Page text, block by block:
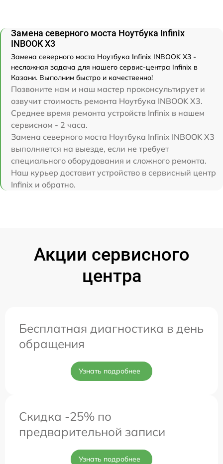
Замена северного моста Ноутбука Infinix
INBOOK X3
Замена северного моста Ноутбука Infinix INBOOK X3 -
несложная задача для нашего сервис-центра Infinix в
Казани. Выполним быстро и качественно!
Позвоните нам и наш мастер проконсультирует и
озвучит стоимость ремонта Ноутбука INBOOK X3.
Среднее время ремонта устройств Infinix в нашем
сервисном - 2 часа.
Замена северного моста Ноутбука Infinix INBOOK X3
выполняется на выезде, если не требует
специального оборудования и сложного ремонта.
Наш курьер доставит устройство в сервисный центр
Infinix и обратно.
Акции сервисного
центра
Бесплатная диагностика в день
обращения
Узнать подробнее
Скидка -25% по
предварительной записи
Узнать подробнее